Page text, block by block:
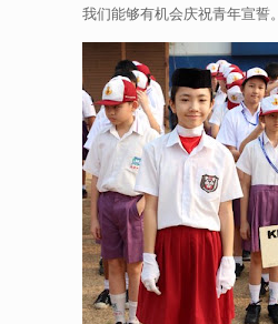
我们能够有机会庆祝青年宣誓。